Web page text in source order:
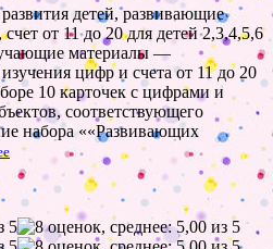
детей, развивающие
от 11 до 20 для детей 2,3,4,5,6
материалы —
цифр и счета от 11 до 20
10 карточек с цифрами и
соответствующего
набора ««Развивающих